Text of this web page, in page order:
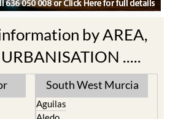
by AREA,
.....
South West Murcia
Aguilas